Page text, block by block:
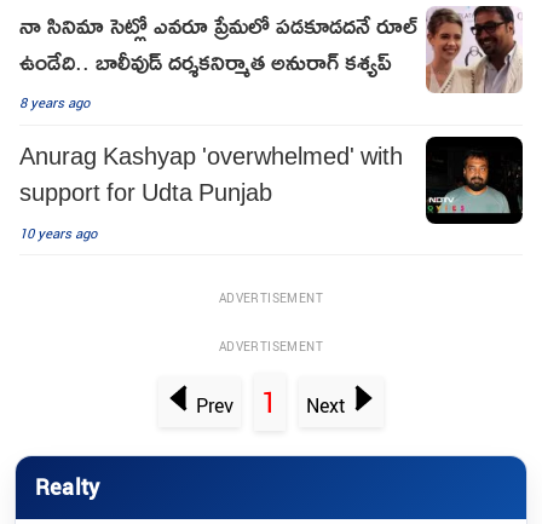
నా సినిమా సెట్లో ఎవరూ ప్రేమలో పడకూడదనే రూల్
ఉండేది.. బాలీవుడ్ దర్శకనిర్మాత అనురాగ్ కశ్యప్
8 years ago
Anurag Kashyap 'overwhelmed' with
support for Udta Punjab
10 years ago
ADVERTISEMENT
ADVERTISEMENT
Prev 1 Next
Realty